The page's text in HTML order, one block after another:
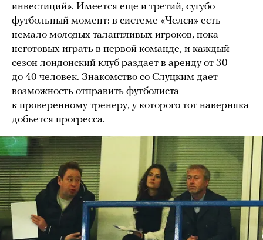
инвестиций». Имеется еще и третий, сугубо
футбольный момент: в системе «Челси» есть
немало молодых талантливых игроков, пока
неготовых играть в первой команде, и каждый
сезон лондонский клуб раздает в аренду от 30
до 40 человек. Знакомство со Слуцким дает
возможность отправить футболиста
к проверенному тренеру, у которого тот наверняка
добьется прогресса.